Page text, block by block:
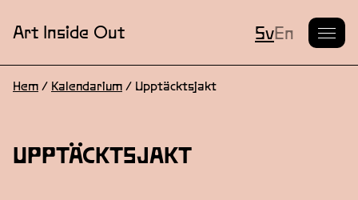
Art Inside Out Nuvarande
SvEn
Hem / Kalendarium / Upptäcktsjakt
UPPTÄCKTSJAKT